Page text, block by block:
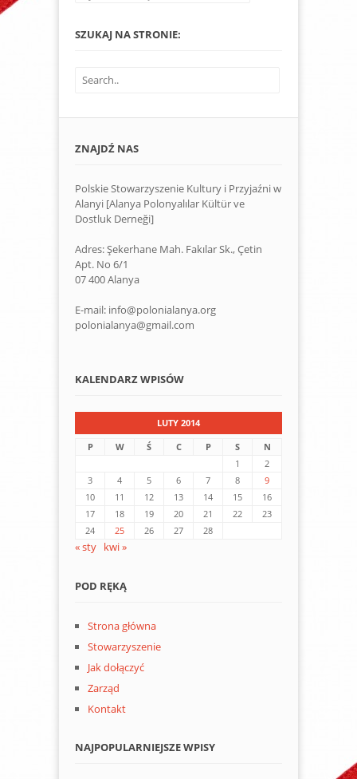
SZUKAJ NA STRONIE:
ZNAJDŹ NAS
Polskie Stowarzyszenie Kultury i Przyjaźni w
Alanyi [Alanya Polonyalılar Kültür ve
Dostluk Derneği]
Adres: Şekerhane Mah. Fakılar Sk., Çetin
Apt. No 6/1
07 400 Alanya
E-mail: info@polonialanya.org
polonialanya@gmail.com
KALENDARZ WPISÓW
LUTY 2014
P
W Ś C P S
N
1
2
3
4 5 6 7 8
9
10
11 12 13 14 15
16
17
18 19 20 21 22
23
24
25 26 27 28
« sty kwi »
POD RĘKĄ
Strona główna
Stowarzyszenie
Jak dołączyć
Zarząd
Kontakt
NAJPOPULARNIEJSZE WPISY